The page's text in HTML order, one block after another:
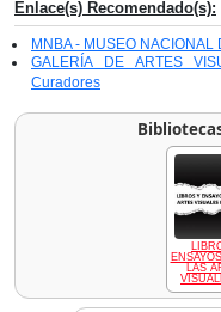
Enlace(s) Recomendado(s):
MNBA - MUSEO NACIONAL
GALERÍA DE ARTES
Curadores
LAS